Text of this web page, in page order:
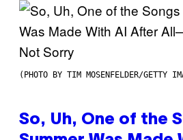
(PHOTO BY TIM MOSENFELDER/GETTY
So, Uh, One of the